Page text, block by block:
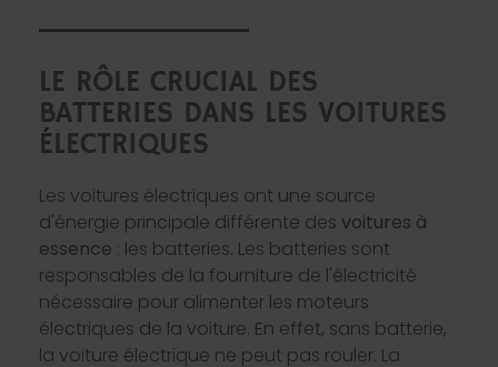
LE RÔLE CRUCIAL DES
BATTERIES DANS LES VOITURES
ÉLECTRIQUES
Les voitures électriques ont une source
d'énergie principale différente des voitures à
essence : les batteries. Les batteries sont
responsables de la fourniture de l'électricité
nécessaire pour alimenter les moteurs
électriques de la voiture. En effet, sans batterie,
la voiture électrique ne peut pas rouler. La